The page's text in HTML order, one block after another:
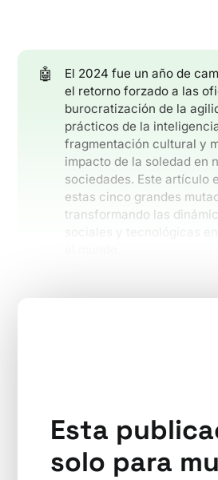
🤖
El 2024 fue un año de
el retorno forzado a las
burocratización de la
prácticos de la
fragmentación cultural y
impacto de la soledad en
sociedades. Este artículo
estas cinco grandes
transformando las
Esta
solo para